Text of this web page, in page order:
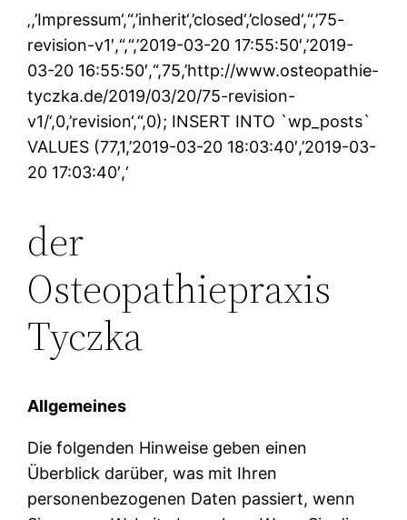
‚,’Impressum‘,“,’inherit‘,’closed‘,’closed‘,“,’75-
revision-v1′,“,“,’2019-03-20 17:55:50′,’2019-
03-20 16:55:50′,“,75,’http://www.osteopathie-
tyczka.de/2019/03/20/75-revision-
v1/‘,0,’revision‘,“,0); INSERT INTO `wp_posts`
VALUES (77,1,’2019-03-20 18:03:40′,’2019-03-
20 17:03:40′,‘
der
Osteopathiepraxis
Tyczka
Allgemeines
Die folgenden Hinweise geben einen
Überblick darüber, was mit Ihren
personenbezogenen Daten passiert, wenn